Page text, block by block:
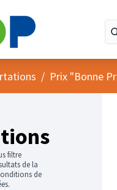
/ Prix "Bonne
filtre
de la
de